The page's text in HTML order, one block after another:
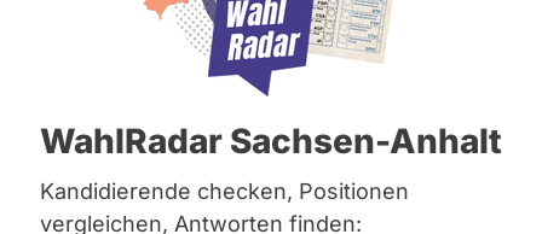
Bremen
Hamburg
Mecklenburg-Vorpommern
Nordrhein-Westfalen
Saarland
Sachsen
WahlRadar Sachsen-Anhalt
Kandidierende checken, Positionen
vergleichen, Antworten finden:
weil
21.05.2009
Frage an Rebecca Harms von
Paul G.
bezüglich Europapolitik und
Europäische Union
Sehr geehrte Frau Harms